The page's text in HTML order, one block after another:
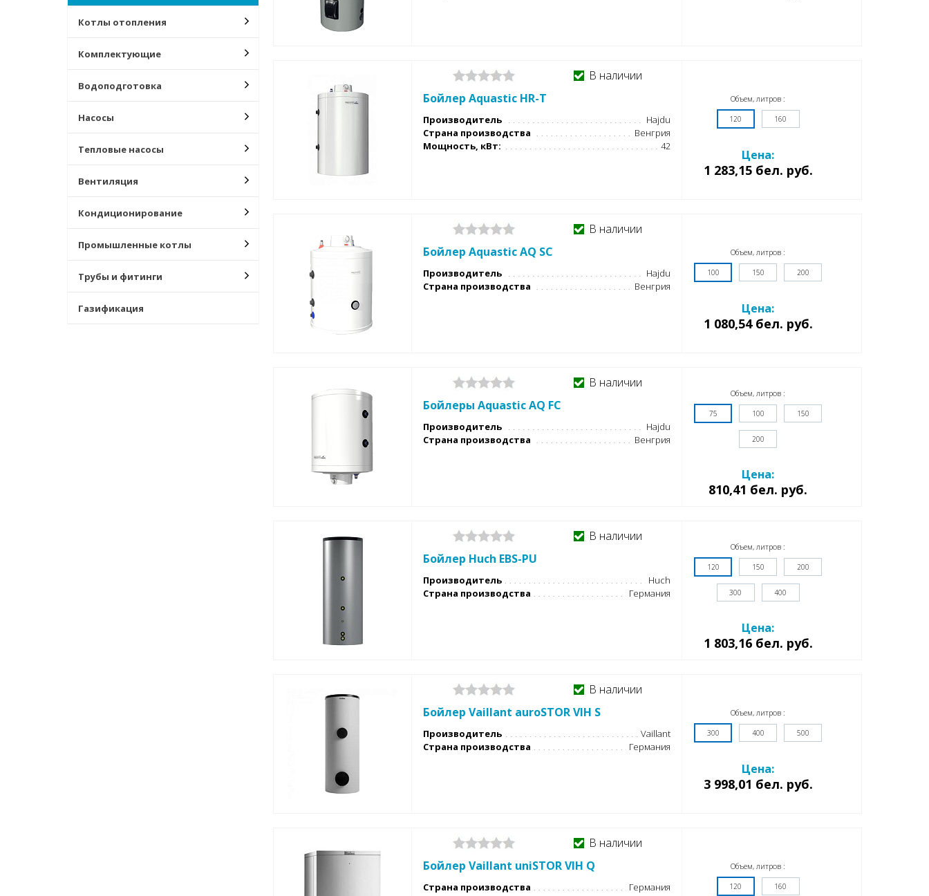
Котлы отопления
Комплектующие
Водоподготовка
Насосы
Тепловые насосы
Вентиляция
Кондиционирование
Промышленные котлы
Трубы и фитинги
Газификация
В наличии
Бойлер Aquastic HR-T
Производитель
Hajdu
Страна производства
Венгрия
Мощность, кВт:
42
Объем, литров :
120 160
Цена:
1 283,15 бел. руб.
В наличии
Бойлер Aquastic AQ SC
Производитель
Hajdu
Страна производства
Венгрия
Объем, литров :
100 150 200
Цена:
1 080,54 бел. руб.
В наличии
Бойлеры Aquastic AQ FC
Производитель
Hajdu
Страна производства
Венгрия
Объем, литров :
75 100 150
200
Цена:
810,41 бел. руб.
В наличии
Бойлер Huch EBS-PU
Производитель
Huch
Страна производства
Германия
Объем, литров :
120 150 200
300 400
Цена:
1 803,16 бел. руб.
В наличии
Бойлер Vaillant auroSTOR VIH S
Производитель
Vaillant
Страна производства
Германия
Объем, литров :
300 400 500
Цена:
3 998,01 бел. руб.
В наличии
Бойлер Vaillant uniSTOR VIH Q
Страна производства Германия
Объем, литров :
120 160